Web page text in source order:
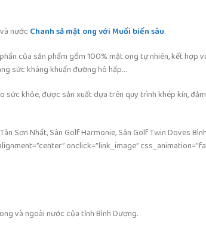
nước Chanh sả mật ong với Muối biển sâu.
của sản phẩm gồm 100% mật ong tự nhiên, kết hợp
sức kháng khuẩn đường hô hấp…
sức khỏe, được sản xuất dựa trên quy trình khép kín,
Sơn Nhất, Sân Golf Harmonie,Sân Golf Twin Doves
onclick=”link_image”
và ngoài nước của tỉnh Bình Dương.